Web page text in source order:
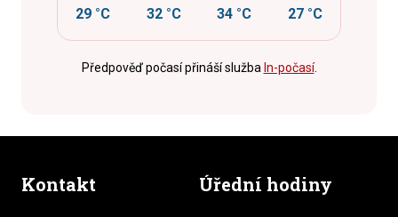
29 °C 32 °C 34 °C 27 °C
Předpověď počasí přináší služba In-počasí.
Kontakt Úřední hodiny